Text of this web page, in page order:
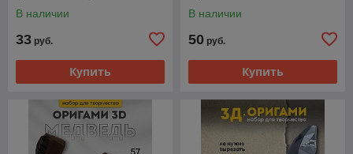
В наличии
33 руб.
Купить
В наличии
50 руб.
Купить